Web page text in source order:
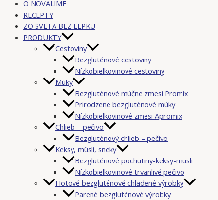
O NOVALIME
RECEPTY
ZO SVETA BEZ LEPKU
PRODUKTY
Cestoviny
Bezgluténové cestoviny
Nízkobielkovinové cestoviny
Múky
Bezgluténové múčne zmesi Promix
Prirodzene bezgluténové múky
Nízkobielkovinové zmesi Apromix
Chlieb – pečivo
Bezgluténový chlieb – pečivo
Keksy, müsli, sneky
Bezgluténové pochutiny-keksy-müsli
Nízkobielkovinové trvanlivé pečivo
Hotové bezgluténové chladené výrobky
Parené bezgluténové výrobky